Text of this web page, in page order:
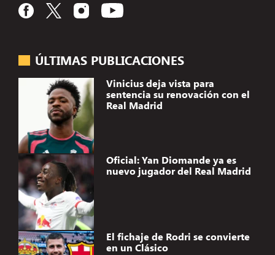
ÚLTIMAS PUBLICACIONES
Vinicius deja vista para
sentencia su renovación con el
Real Madrid
Oficial: Yan Diomande ya es
nuevo jugador del Real Madrid
El fichaje de Rodri se convierte
en un Clásico